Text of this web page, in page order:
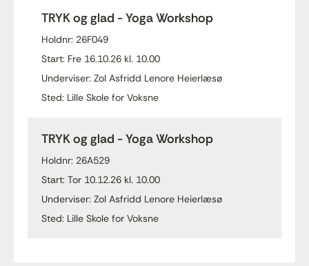
TRYK og glad - Yoga Workshop
Holdnr: 26F049
Start: Fre 16.10.26 kl. 10.00
Underviser: Zol Asfridd Lenore Heierlæsø
Sted: Lille Skole for Voksne
TRYK og glad - Yoga Workshop
Holdnr: 26A529
Start: Tor 10.12.26 kl. 10.00
Underviser: Zol Asfridd Lenore Heierlæsø
Sted: Lille Skole for Voksne